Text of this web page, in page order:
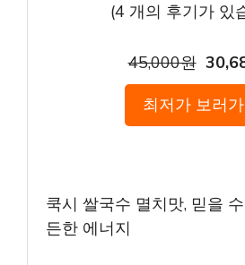
(4 개의 후기가 있
45,000원
최저가 보러
쿡시 쌀국수 멸치맛, 믿을
든한 에너지